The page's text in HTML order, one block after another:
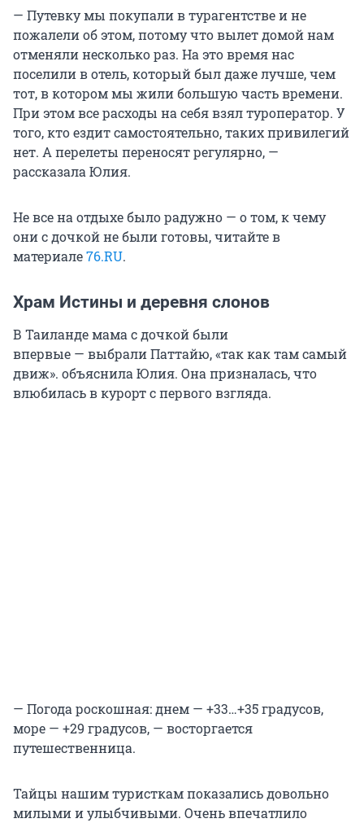
— Путевку мы покупали в турагентстве и не
пожалели об этом, потому что вылет домой нам
отменяли несколько раз. На это время нас
поселили в отель, который был даже лучше, чем
тот, в котором мы жили большую часть времени.
При этом все расходы на себя взял туроператор. У
того, кто ездит самостоятельно, таких привилегий
нет. А перелеты переносят регулярно, —
рассказала Юлия.
Не все на отдыхе было радужно — о том, к чему
они с дочкой не были готовы, читайте в
материале76.RU.
Храм Истины и деревня слонов
В Таиланде мама с дочкой были
впервые — выбрали Паттайю, «так как там самый
движ». объяснила Юлия. Она призналась, что
влюбилась в курорт с первого взгляда.
— Погода роскошная: днем — +33…+35 градусов,
море — +29 градусов, — восторгается
путешественница.
Тайцы нашим туристкам показались довольно
милыми и улыбчивыми. Очень впечатлило